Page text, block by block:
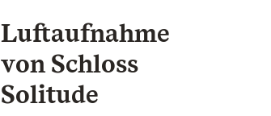
Luftaufnahme
von Schloss
Solitude